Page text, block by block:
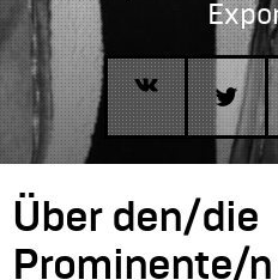
Über den/die
Prominente/n